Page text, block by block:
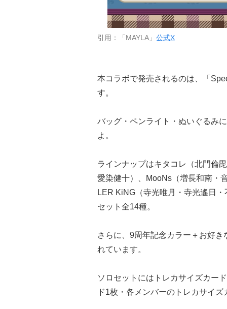
引用：「MAYLA」 公式X
本コラボで発売されるのは、「
す。
バッグ・ペンライト・ぬいぐるみ
よ。
ラインナップはキタコレ（北門倫
愛染健十）、MooNs（増長和南・
LER KiNG（寺光唯月・寺光遙日
セット全14種。
さらに、9周年記念カラー＋お好
れています。
ソロセットにはトレカサイズカー
ド1枚・各メンバーのトレカサイ